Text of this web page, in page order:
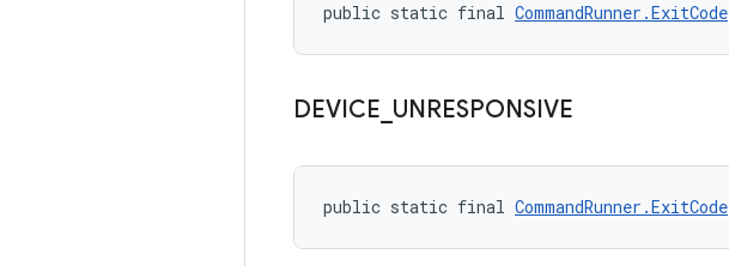
public static final CommandRunner.ExitCode
DEVICE UNRESPONSIVE
public static final CommandRunner.ExitCode